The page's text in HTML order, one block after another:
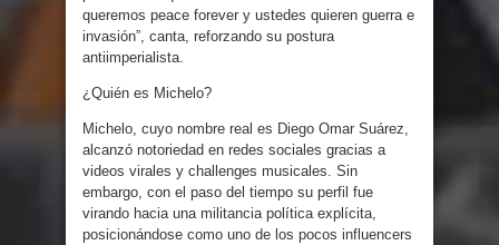
queremos peace forever y ustedes quieren guerra e
invasión”, canta, reforzando su postura
antiimperialista.
¿Quién es Michelo?
Michelo, cuyo nombre real es Diego Omar Suárez,
alcanzó notoriedad en redes sociales gracias a
videos virales y challenges musicales. Sin
embargo, con el paso del tiempo su perfil fue
virando hacia una militancia política explícita,
posicionándose como uno de los pocos influencers